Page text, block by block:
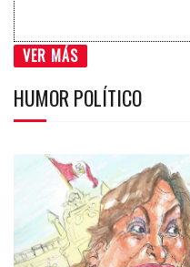
VER MÁS
HUMOR POLÍTICO